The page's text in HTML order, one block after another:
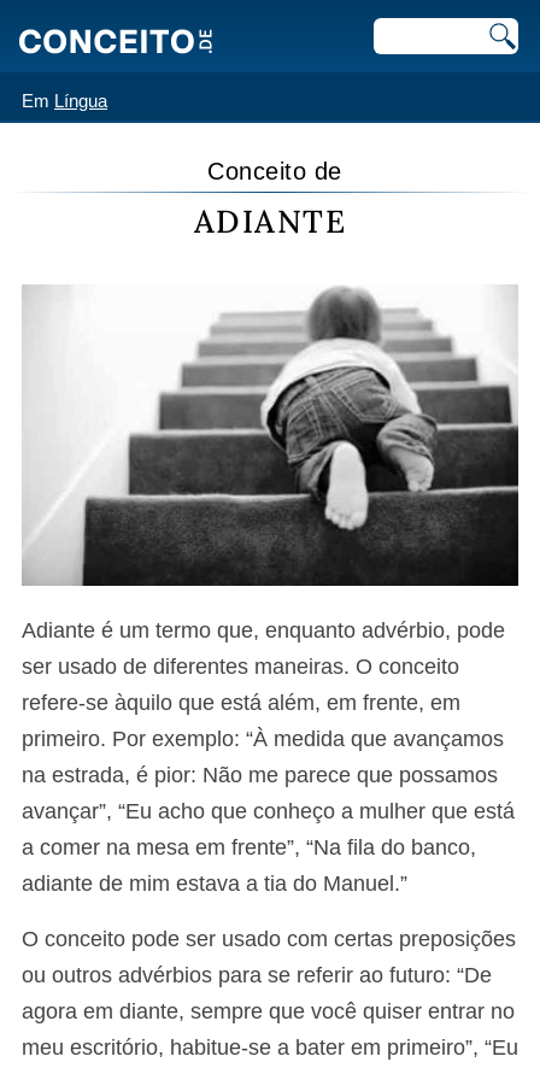
Em Língua
Conceito de
ADIANTE
Adiante é um termo que, enquanto advérbio, pode
ser usado de diferentes maneiras. O conceito
refere-se àquilo que está além, em frente, em
primeiro. Por exemplo: “À medida que avançamos
na estrada, é pior: Não me parece que possamos
avançar”, “Eu acho que conheço a mulher que está
a comer na mesa em frente”, “Na fila do banco,
adiante de mim estava a tia do Manuel.”
O conceito pode ser usado com certas preposições
ou outros advérbios para se referir ao futuro: “De
agora em diante, sempre que você quiser entrar no
meu escritório, habitue-se a bater em primeiro”, “Eu